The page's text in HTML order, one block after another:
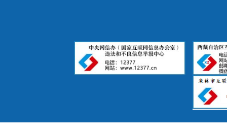
民生领域
监查信息